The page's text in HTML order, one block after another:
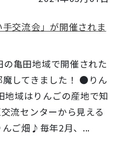
交流会」が開催されま
亀田地域で開催された
魔してきました！ ●りん
域はりんごの産地で知
流センターから見える
んご畑♪毎年2月、...